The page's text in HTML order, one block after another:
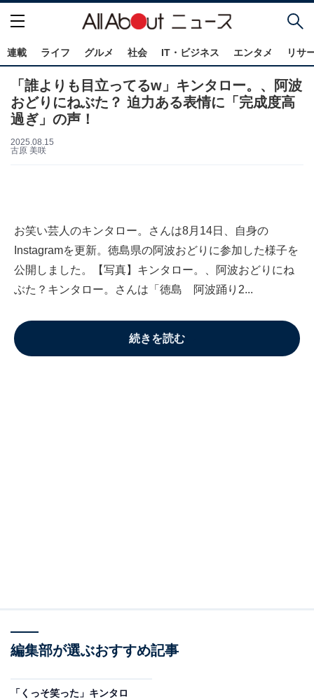
連載 ライフ グルメ 社会 IT・ビジネス エンタメ リサ
「誰よりも目立ってるw」キンタロー。、阿波
おどりにねぶた？ 迫力ある表情に「完成度高
過ぎ」の声！
2025.08.15
古原 美咲
お笑い芸人のキンタロー。さんは8月14日、自身の
Instagramを更新。徳島県の阿波おどりに参加した様子を
公開しました。【写真】キンタロー。、阿波おどりにね
ぶた？キンタロー。さんは「徳島 阿波踊り2...
続きを読む
編集部が選ぶおすすめ記事
「くっそ笑った」キンタロ